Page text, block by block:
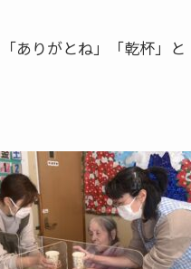
ありがとね」「乾杯」と